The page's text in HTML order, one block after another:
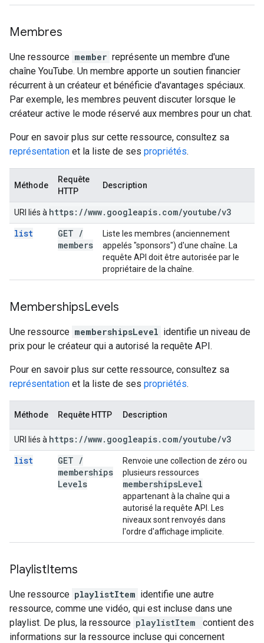
Membres
Une ressource member représente un membre d'une
chaîne YouTube. Un membre apporte un soutien financier
récurrent à un créateur et bénéficie d'avantages spéciaux.
Par exemple, les membres peuvent discuter lorsque le
créateur active le mode réservé aux membres pour un chat.
Pour en savoir plus sur cette ressource, consultez sa
représentation et la liste de ses propriétés.
Méthode
Requête
HTTP
Description
URI liés à https: //www. googleapis. com/youtube/v3
list
GET /
members
Liste les membres (anciennement
appelés "sponsors") d'une chaîne. La
requête API doit être autorisée par le
propriétaire de la chaîne.
MembershipsLevels
Une ressource membershipsLevel identifie un niveau de
prix pour le créateur qui a autorisé la requête API.
Pour en savoir plus sur cette ressource, consultez sa
représentation et la liste de ses propriétés.
Méthode Requête HTTP Description
URI liés à https: //www. googleapis. com/youtube/v3
list
GET /
memberships
Levels
Renvoie une collection de zéro ou
plusieurs ressources
membershipsLevel
appartenant à la chaîne qui a
autorisé la requête API. Les
niveaux sont renvoyés dans
l'ordre d'affichage implicite.
PlaylistItems
Une ressource playlistItem identifie une autre
ressource, comme une vidéo, qui est incluse dans une
playlist. De plus, la ressource playlistItem
contient des
informations sur la ressource incluse qui concernent